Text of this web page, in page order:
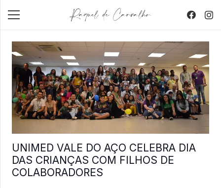
UNIMED VALE DO AÇO CELEBRA DIA
DAS CRIANÇAS COM FILHOS DE
COLABORADORES